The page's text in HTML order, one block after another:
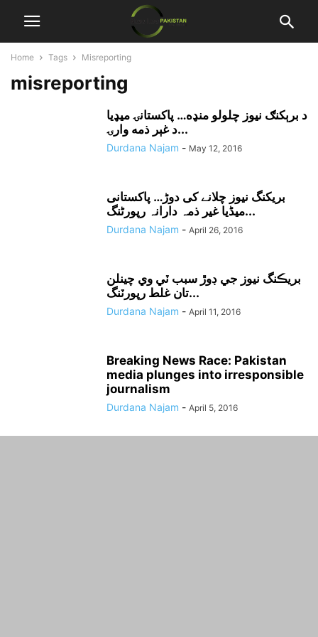
Home Tags Misreporting
misreporting
د برېکنګ نيوز چلولو منډه… پاکستانۍ ميډيا
د غېر ذمه وارۍ...
Durdana Najam - May 12, 2016
بریکنگ نیوز چلانے کی دوڑ… پاکستانی
میڈیا غیر ذمہ دارانہ رپورٹنگ...
Durdana Najam - April 26, 2016
بريڪنگ نيوز جي ڊوڙ سبب ٽي وي چينلن
تان غلط رپورٽنگ...
Durdana Najam - April 11, 2016
Breaking News Race: Pakistan
media plunges into irresponsible
journalism
Durdana Najam - April 5, 2016